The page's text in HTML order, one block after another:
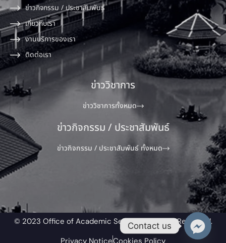
ข่าวกิจกรรม / ประชาสัมพันธ์
เกี่ยวกับเรา
งานบริการของเรา
ติดต่อเรา
ข่าววิชาการ
ข่าววิชาการทั้งหมด
ข่าวกิจกรรม / ประชาสัมพันธ์
ข่าวกิจกรรม / ประชาสัมพันธ์ ทั้งหมด
© 2023 Office of Academic Service All Rights Reserved.​
Contact us